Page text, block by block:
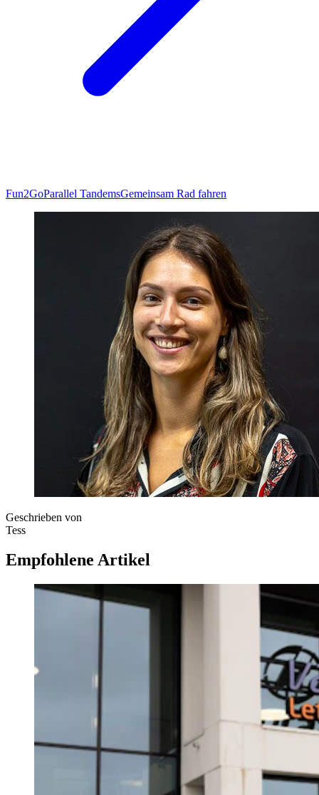
Fun2GoParallel TandemsGemeinsam Rad fahren
Geschrieben von
Tess
Empfohlene Artikel